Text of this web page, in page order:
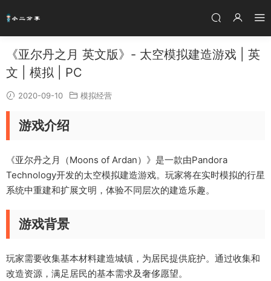
《亚尔丹之月 英文版》- 太空模拟建造游戏 | 英
文 | 模拟 | PC
2020-09-10 模拟经营
游戏介绍
《亚尔丹之月（Moons of Ardan）》是一款由Pandora
Technology开发的太空模拟建造游戏。玩家将在实时模拟的行星
系统中重建和扩展文明，体验不同层次的建造乐趣。
游戏背景
玩家需要收集基本材料建造城镇，为居民提供庇护。通过收集和
改造资源，满足居民的基本需求及奢侈愿望。